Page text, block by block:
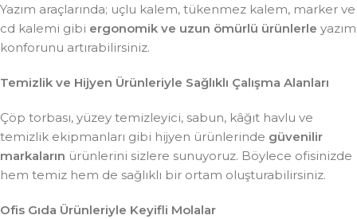
Yazım araçlarında; uçlu kalem, tükenmez kalem, marker ve
cd kalemi gibi ergonomik ve uzun ömürlü ürünlerle yazım
konforunu artırabilirsiniz.
Temizlik ve Hijyen Ürünleriyle Sağlıklı Çalışma Alanları
Çöp torbası, yüzey temizleyici, sabun, kâğıt havlu ve
temizlik ekipmanları gibi hijyen ürünlerinde güvenilir
markaların ürünlerini sizlere sunuyoruz. Böylece ofisinizde
hem temiz hem de sağlıklı bir ortam oluşturabilirsiniz.
Ofis Gıda Ürünleriyle Keyifli Molalar